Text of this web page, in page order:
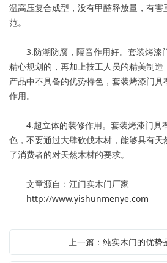
温高压复合成型，没有甲醛释放量，有
范。
3.防潮防腐，隔音作用好。套装烤漆
精心规划的，再加上技工人员的精美制
产品中不具备的优势特色，套装烤漆门
作用。
4.超立体的装修作用。套装烤漆门具
色，不要通过大肆砍伐木材，能够具有
了消费者的对天然木材的要求。
文章源自：江门实木门厂家
http://www.yishunmenye.com
上一篇：纯实木门的优势